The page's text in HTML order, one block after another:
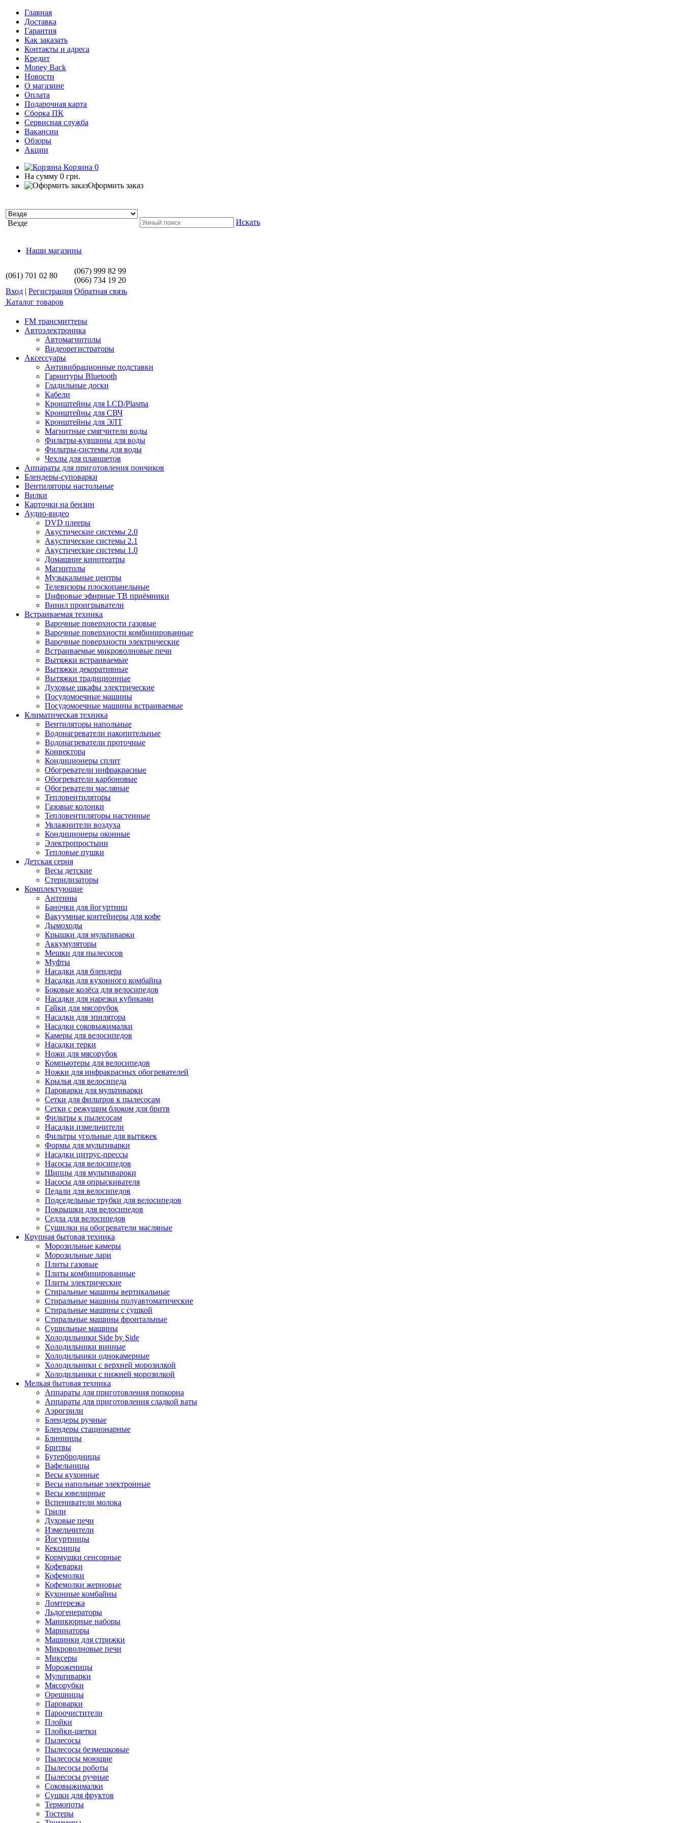
Главная
Доставка
Гарантия
Как заказать
Контакты и адреса
Кредит
Money Back
Новости
О магазине
Оплата
Подарочная карта
Сборка ПК
Сервисная служба
Вакансии
Обзоры
Акции
Корзина 0
На сумму 0 грн.
Оформить заказ
Везде Искать
Наши магазины
(061) 701 02 80
(067) 999 82 99
(066) 734 19 20
Вход | Регистрация Обратная связь
Каталог товаров
FM трансмиттеры
Автоэлектроника
Автомагнитолы
Видеорегистраторы
Аксессуары
Антивибрационные подставки
Гарнитуры Bluetooth
Гладильные доски
Кабели
Кронштейны для LCD/Plasma
Кронштейны для СВЧ
Кронштейны для ЭЛТ
Магнитные смягчители воды
Фильтры-кувшины для воды
Фильтры-системы для воды
Чехлы для планшетов
Аппараты для приготовления пончиков
Блендеры-суповарки
Вентиляторы настольные
Вилки
Карточки на бензин
Аудио-видео
DVD плееры
Акустические системы 2.0
Акустические системы 2.1
Акустические системы 1.0
Домашние кинотеатры
Магнитолы
Музыкальные центры
Телевизоры плоскопанельные
Цифровые эфирные ТВ приёмники
Винил проигрыватели
Встраиваемая техника
Варочные поверхности газовые
Варочные поверхности комбинированные
Варочные поверхности электрические
Встраиваемые микроволновые печи
Вытяжки встраиваемые
Вытяжки декоративные
Вытяжки традиционные
Духовые шкафы электрические
Посудомоечные машины
Посудомоечные машины встраиваемые
Климатическая техника
Вентиляторы напольные
Водонагреватели накопительные
Водонагреватели проточные
Конвектора
Кондиционеры сплит
Обогреватели инфракрасные
Обогреватели карбоновые
Обогреватели масляные
Тепловентиляторы
Газовые колонки
Тепловентиляторы настенные
Увлажнители воздуха
Кондиционеры оконные
Электропростыни
Тепловые пушки
Детская серия
Весы детские
Стерилизаторы
Комплектующие
Антенны
Баночки для йогуртниц
Вакуумные контейнеры для кофе
Дымоходы
Крышки для мультиварки
Аккумуляторы
Мешки для пылесосов
Муфты
Насадки для блендера
Насадки для кухонного комбайна
Боковые колёса для велосипедов
Насадки для нарезки кубиками
Гайки для мясорубок
Насадки для эпилятора
Насадки соковыжималки
Камеры для велосипедов
Насадки терки
Ножи для мясорубок
Компьютеры для велосипедов
Ножки для инфракрасных обогревателей
Крылья для велосипеда
Пароварки для мультиварки
Сетки для фильтров к пылесосам
Сетки с режущим блоком для бритв
Фильтры к пылесосам
Насадки измельчители
Фильтры угольные для вытяжек
Формы для мультиварки
Насадки цитрус-прессы
Насосы для велосипедов
Щипцы для мультивароки
Насосы для опрыскивателя
Педали для велосипедов
Подседельные трубки для велосипедов
Покрышки для велосипедов
Седла для велосипедов
Сушилки на обогреватели масляные
Крупная бытовая техника
Морозильные камеры
Морозильные лари
Плиты газовые
Плиты комбинированные
Плиты электрические
Стиральные машины вертикальные
Стиральные машины полуавтоматические
Стиральные машины с сушкой
Стиральные машины фронтальные
Сушильные машины
Холодильники Side by Side
Холодильники винные
Холодильники однокамерные
Холодильники с верхней морозилкой
Холодильники с нижней морозилкой
Мелкая бытовая техника
Аппараты для приготовления попкорна
Аппараты для приготовления сладкой ваты
Аэрогрили
Блендеры ручные
Блендеры стационарные
Блинницы
Бритвы
Бутербродницы
Вафельницы
Весы кухонные
Весы напольные электронные
Весы ювелирные
Вспениватели молока
Грили
Духовые печи
Измельчители
Йогуртницы
Кексницы
Кормушки сенсорные
Кофеварки
Кофемолки
Кофемолки жерновые
Кухонные комбайны
Ломтерезка
Льдогенераторы
Маникюрные наборы
Маринаторы
Машинки для стрижки
Микроволновые печи
Миксеры
Мороженицы
Мультиварки
Мясорубки
Орешницы
Пароварки
Пароочистители
Плойки
Плойки-щетки
Пылесосы
Пылесосы безмешковые
Пылесосы моющие
Пылесосы роботы
Пылесосы ручные
Соковыжималки
Сушки для фруктов
Термопоты
Тостеры